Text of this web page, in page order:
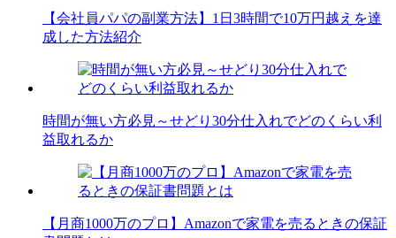
【会社員パパの副業方法】1日3時間で10万円越えを達
成した方法紹介
時間が無い方必見～せどり30分仕入れでどのくらい利
益取れるか
【月商1000万のプロ】Amazonで家電を売るときの保証